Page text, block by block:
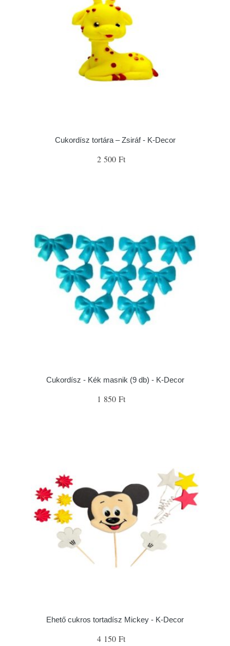
Cukordísz tortára – Zsiráf - K-Decor
2 500 Ft
Cukordísz - Kék masnik (9 db) - K-Decor
1 850 Ft
Ehető cukros tortadísz Mickey - K-Decor
4 150 Ft